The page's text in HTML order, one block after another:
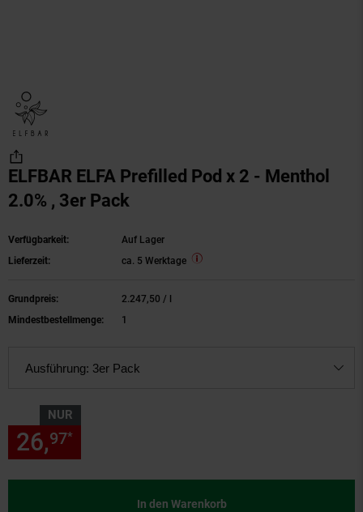
ELFBAR ELFA Prefilled Pod x 2 - Menthol
2.0% , 3er Pack
Verfügbarkeit:
Auf Lager
Lieferzeit:
ca. 5 Werktage
Grundpreis: 2.247,50 / l
Mindestbestellmenge:
1
Ausführung: 3er Pack
NUR
26,97*
In den Warenkorb